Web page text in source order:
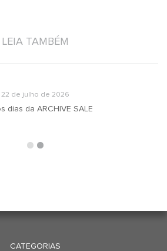
LEIA TAMBÉM
22 de julho de 2026
dias da ARCHIVE SALE
CATEGORIAS